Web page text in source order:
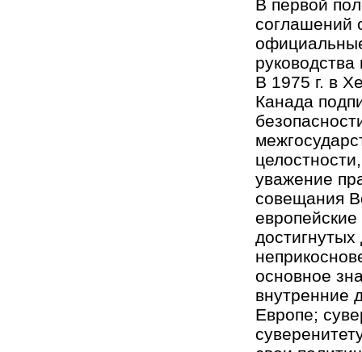
В первой
соглашений
В 1975 г. в
Канада
уважение
совещания
основное
внутренние
Европе;